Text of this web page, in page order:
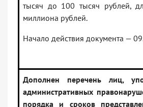
тысяч до 100 тысяч рублей,
миллиона рублей.
Начало действия документа —
Дополнен перечень лиц,
административных
порядка и сроков